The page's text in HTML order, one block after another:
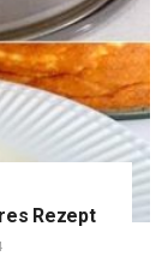
Rezept